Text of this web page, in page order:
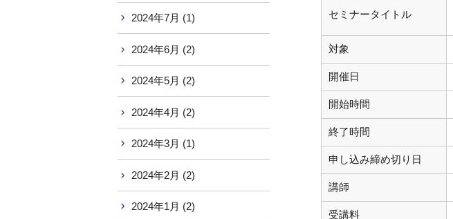
セミナータイトル
対象
開催日
開始時間
終了時間
申し込み締め切り日
講師
受講料
2024年7月 (1)
2024年6月 (2)
2024年5月 (2)
2024年4月 (2)
2024年3月 (1)
2024年2月 (2)
2024年1月 (2)